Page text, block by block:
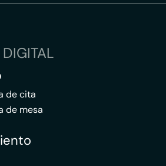
de cita
de mesa